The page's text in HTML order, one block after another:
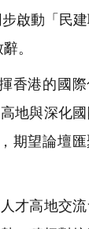
啟動「民建
。
香港的國際
地與深化
期望論壇
才高地交流